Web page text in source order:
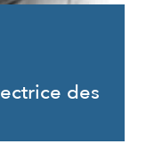
des